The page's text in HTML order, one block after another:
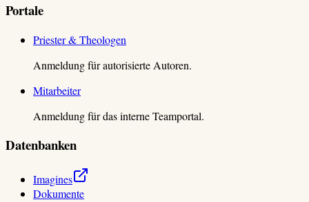
Portale
Priester & Theologen
Anmeldung für autorisierte Autoren.
Mitarbeiter
Anmeldung für das interne Teamportal.
Datenbanken
Imagines
Dokumente